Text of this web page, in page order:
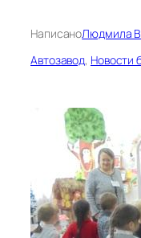
НаписаноЛюдмила
Автозавод, Новости